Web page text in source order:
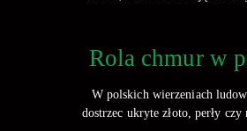
Rola chmur w
W polskich wierzeniach
dostrzec ukryte złoto, perły